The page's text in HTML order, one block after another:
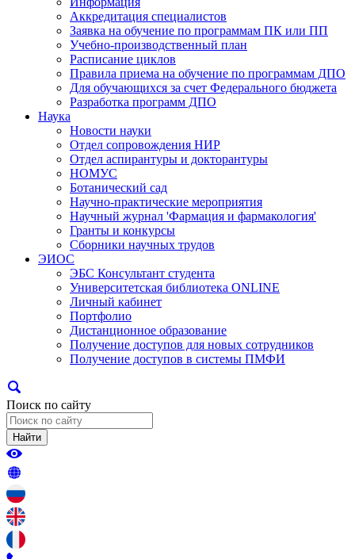
Аккредитация специалистов
Заявка на обучение по программам ПК или ПП
Учебно-производственный план
Расписание циклов
Правила приема на обучение по программам ДПО
Для обучающихся за счет Федерального бюджета
Разработка программ ДПО
Наука
Новости науки
Отдел сопровождения НИР
Отдел аспирантуры и докторантуры
НОМУС
Ботанический сад
Научно-практические мероприятия
Научный журнал 'Фармация и фармакология'
Гранты и конкурсы
Сборники научных трудов
ЭИОС
ЭБС Консультант студента
Университетская библиотека ONLINE
Личный кабинет
Портфолио
Дистанционное образование
Получение доступов для новых сотрудников
Получение доступов в системы ПМФИ
Поиск по сайту
Найти